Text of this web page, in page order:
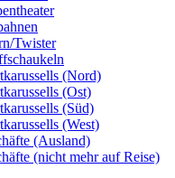
Twister
(Nord)
(Ost)
(Süd)
(West)
(Ausland)
(nicht mehr auf Reise)